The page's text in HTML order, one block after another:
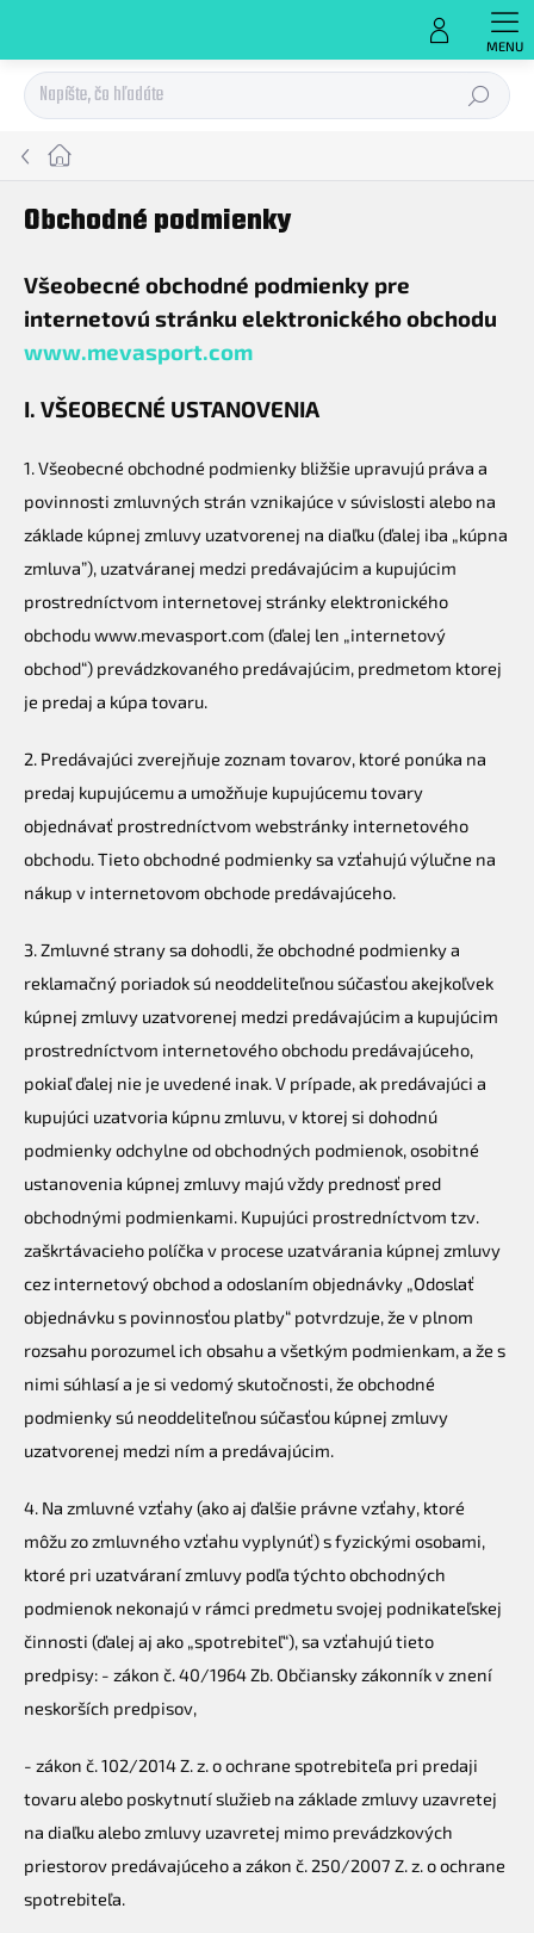
obsah
Hľadať
Domov
Obchodné podmienky
Všeobecné obchodné podmienky pre
internetovú stránku elektronického obchodu
www.mevasport.com
I. VŠEOBECNÉ USTANOVENIA
1. Všeobecné obchodné podmienky bližšie upravujú práva a
povinnosti zmluvných strán vznikajúce v súvislosti alebo na
základe kúpnej zmluvy uzatvorenej na diaľku (ďalej iba „kúpna
zmluva”), uzatváranej medzi predávajúcim a kupujúcim
prostredníctvom internetovej stránky elektronického
obchodu www.mevasport.com (ďalej len „internetový
obchod“) prevádzkovaného predávajúcim, predmetom ktorej
je predaj a kúpa tovaru.
2. Predávajúci zverejňuje zoznam tovarov, ktoré ponúka na
predaj kupujúcemu a umožňuje kupujúcemu tovary
objednávať prostredníctvom webstránky internetového
obchodu. Tieto obchodné podmienky sa vzťahujú výlučne na
nákup v internetovom obchode predávajúceho.
3. Zmluvné strany sa dohodli, že obchodné podmienky a
reklamačný poriadok sú neoddeliteľnou súčasťou akejkoľvek
kúpnej zmluvy uzatvorenej medzi predávajúcim a kupujúcim
prostredníctvom internetového obchodu predávajúceho,
pokiaľ ďalej nie je uvedené inak. V prípade, ak predávajúci a
kupujúci uzatvoria kúpnu zmluvu, v ktorej si dohodnú
podmienky odchylne od obchodných podmienok, osobitné
ustanovenia kúpnej zmluvy majú vždy prednosť pred
obchodnými podmienkami. Kupujúci prostredníctvom tzv.
zaškrtávacieho políčka v procese uzatvárania kúpnej zmluvy
cez internetový obchod a odoslaním objednávky „Odoslať
objednávku s povinnosťou platby“ potvrdzuje, že v plnom
rozsahu porozumel ich obsahu a všetkým podmienkam, a že s
nimi súhlasí a je si vedomý skutočnosti, že obchodné
podmienky sú neoddeliteľnou súčasťou kúpnej zmluvy
uzatvorenej medzi ním a predávajúcim.
4. Na zmluvné vzťahy (ako aj ďalšie právne vzťahy, ktoré
môžu zo zmluvného vzťahu vyplynúť) s fyzickými osobami,
ktoré pri uzatváraní zmluvy podľa týchto obchodných
podmienok nekonajú v rámci predmetu svojej podnikateľskej
činnosti (ďalej aj ako „spotrebiteľ“), sa vzťahujú tieto
predpisy: - zákon č. 40/1964 Zb. Občiansky zákonník v znení
neskorších predpisov,
- zákon č. 102/2014 Z. z. o ochrane spotrebiteľa pri predaji
tovaru alebo poskytnutí služieb na základe zmluvy uzavretej
na diaľku alebo zmluvy uzavretej mimo prevádzkových
priestorov predávajúceho a zákon č. 250/2007 Z. z. o ochrane
spotrebiteľa.